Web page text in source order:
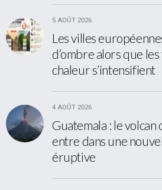
5 AOÛT 2026
Les villes
d’ombre alors que
chaleur s’intensifient
4 AOÛT 2026
Guatemala : le volcan
entre dans une
éruptive